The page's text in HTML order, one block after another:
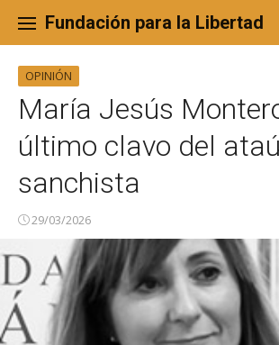
content
Fundación para la Libertad
OPINIÓN
María Jesús
último clavo del
sanchista
29/03/2026